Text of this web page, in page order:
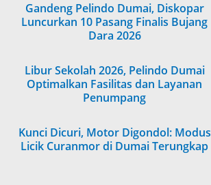
Gandeng Pelindo Dumai, Diskopar
Luncurkan 10 Pasang Finalis Bujang
Dara 2026
Libur Sekolah 2026, Pelindo Dumai
Optimalkan Fasilitas dan Layanan
Penumpang
Kunci Dicuri, Motor Digondol: Modus
Licik Curanmor di Dumai Terungkap